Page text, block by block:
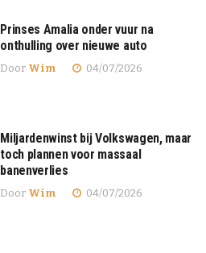
Prinses Amalia onder vuur na
onthulling over nieuwe auto
Door Wim 04/07/2026
Miljardenwinst bij Volkswagen, maar
toch plannen voor massaal
banenverlies
Door Wim 04/07/2026